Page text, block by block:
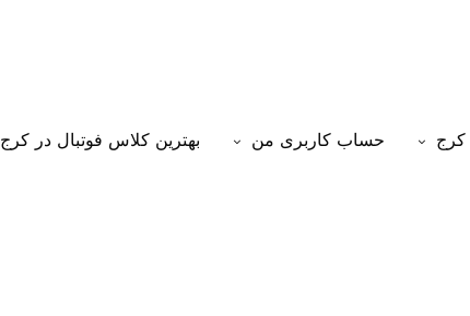
کرج حساب کاربری من بهترین کلاس فوتبال در کرج